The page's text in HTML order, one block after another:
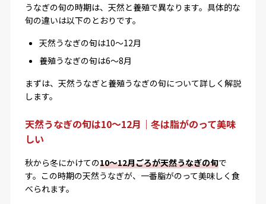
うなぎの旬の時期は、天然と養殖で異なります。具体的な
旬の違いは以下のとおりです。
天然うなぎの旬は10〜12月
養殖うなぎの旬は6～8月
まずは、天然うなぎと養殖うなぎの旬について詳しく解説
します。
天然うなぎの旬は10〜12月｜冬は脂がのって美味
しい
秋から冬にかけての10〜12月ごろが天然うなぎの旬で
す。この時期の天然うなぎが、一番脂がのって美味しく食
べられます。